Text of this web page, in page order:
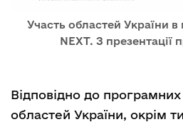
Участь областей України
NEXT. З презентації
Відповідно до програмних
областей України, окрім